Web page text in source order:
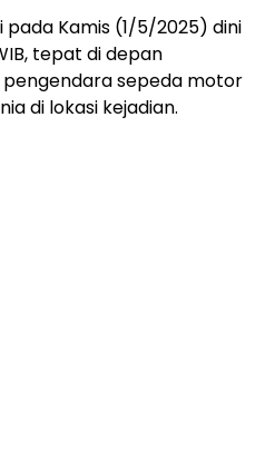
Kamis (1/5/2025) dini
tepat di depan
pengendara sepeda motor
di lokasi kejadian.